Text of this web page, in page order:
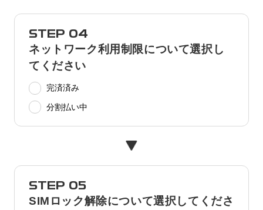
STEP 04
ネットワーク利用制限について選択し
てください
完済済み
分割払い中
STEP 05
SIMロック解除について選択してくださ